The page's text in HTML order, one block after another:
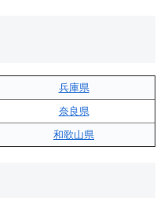
兵庫県
奈良県
和歌山県